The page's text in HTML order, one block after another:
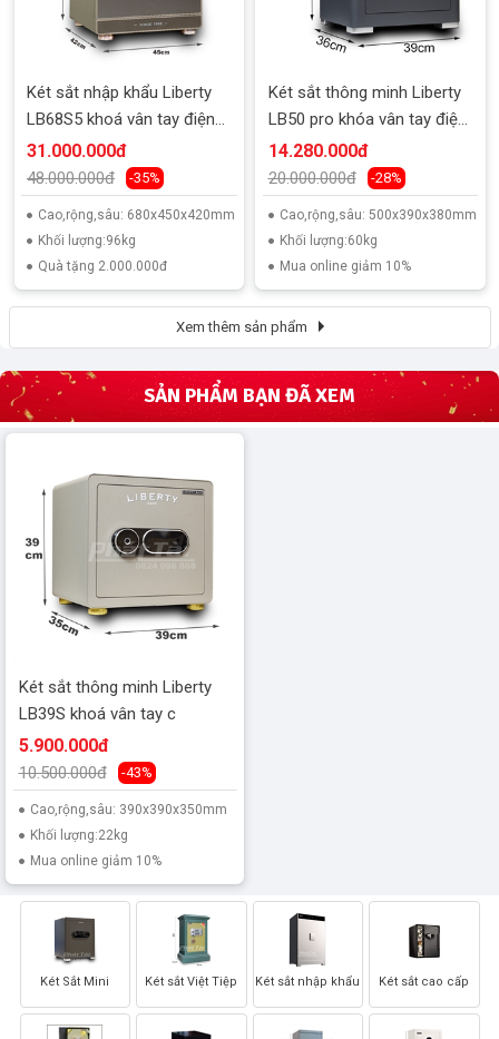
Két sắt nhập khẩu Liberty
LB68S5 khoá vân tay điện
tử
31.000.000đ
48.000.000đ -35%
Cao,rộng,sâu: 680x450x420mm
Khối lượng:96kg
Quà tặng 2.000.000đ
Két sắt thông minh Liberty
LB50 pro khóa vân tay điện
tử
14.280.000đ
20.000.000đ -28%
Cao,rộng,sâu: 500x390x380mm
Khối lượng:60kg
Mua online giảm 10%
Xem thêm sản phẩm
SẢN PHẨM BẠN ĐÃ XEM
Két sắt thông minh Liberty
LB39S khoá vân tay c
5.900.000đ
10.500.000đ -43%
Cao,rộng,sâu: 390x390x350mm
Khối lượng:22kg
Mua online giảm 10%
Két Sắt Mini Két sắt Việt Tiệp Két sắt nhập khẩu Két sắt cao cấp